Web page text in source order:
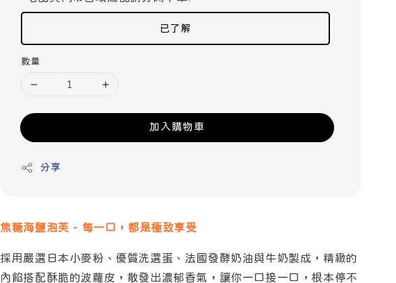
已了解
數量
加入購物車
分享
焦糖海鹽泡芙 - 每一口，都是極致享受
採用嚴選日本小麥粉、優質洗選蛋、法國發酵奶油與牛奶製成，精緻的
內餡搭配酥脆的波蘿皮，散發出濃郁香氣，讓你一口接一口，根本停不